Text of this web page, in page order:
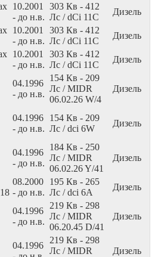
10.2001
- до н.в.
303 Кв - 412
Лс / dCi 11C
Дизель
10.2001
- до н.в.
303 Кв - 412
Лс / dCi 11C
Дизель
10.2001
- до н.в.
303 Кв - 412
Лс / dCi 11C
Дизель
04.1996
- до н.в.
154 Кв - 209
Лс / MIDR
06.02.26 W/4
Дизель
04.1996
- до н.в.
154 Кв - 209
Лс / dci 6W
Дизель
04.1996
- до н.в.
184 Кв - 250
Лс / MIDR
06.02.26 Y/41
Дизель
08.2000
- до н.в.
195 Кв - 265
Лс / dci 6A
Дизель
04.1996
- до н.в.
219 Кв - 298
Лс / MIDR
06.20.45 D/41
Дизель
04.1996
219 Кв - 298
Лс / MIDR
Дизель